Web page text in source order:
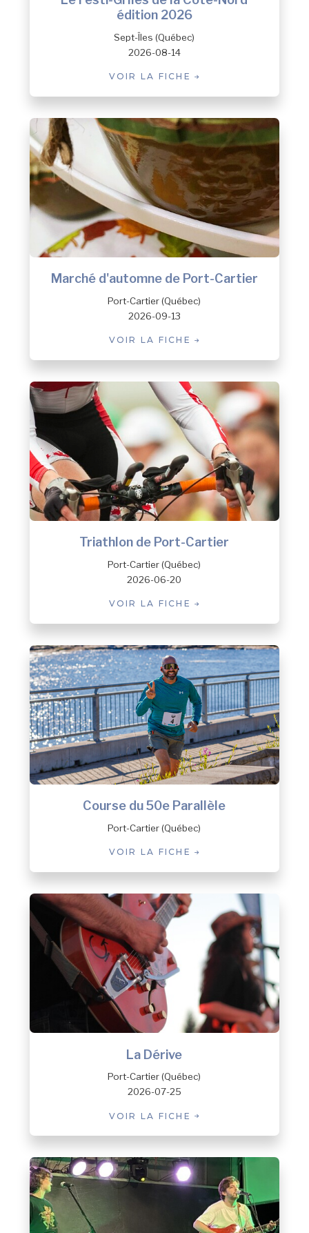
édition 2026
Sept-Îles (Québec)
2026-08-14
VOIR LA FICHE
Marché d'automne de Port-Cartier
Port-Cartier (Québec)
2026-09-13
VOIR LA FICHE
Triathlon de Port-Cartier
Port-Cartier (Québec)
2026-06-20
VOIR LA FICHE
Course du 50e Parallèle
Port-Cartier (Québec)
VOIR LA FICHE
La Dérive
Port-Cartier (Québec)
2026-07-25
VOIR LA FICHE